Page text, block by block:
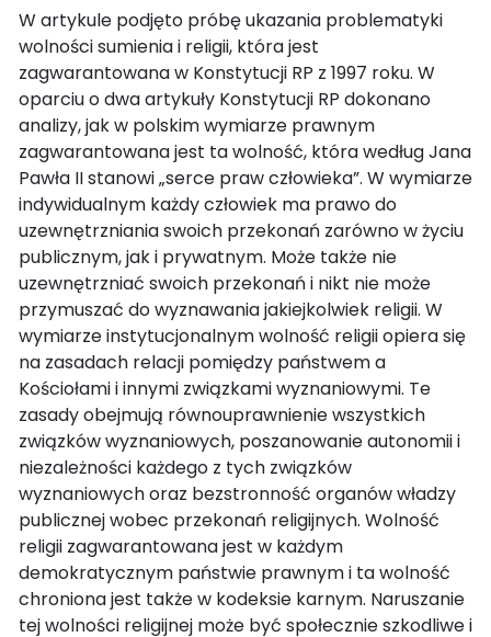
W artykule podjęto próbę ukazania problematyki
wolności sumienia i religii, która jest
zagwarantowana w Konstytucji RP z 1997 roku. W
oparciu o dwa artykuły Konstytucji RP dokonano
analizy, jak w polskim wymiarze prawnym
zagwarantowana jest ta wolność, która według Jana
Pawła II stanowi „serce praw człowieka”. W wymiarze
indywidualnym każdy człowiek ma prawo do
uzewnętrzniania swoich przekonań zarówno w życiu
publicznym, jak i prywatnym. Może także nie
uzewnętrzniać swoich przekonań i nikt nie może
przymuszać do wyznawania jakiejkolwiek religii. W
wymiarze instytucjonalnym wolność religii opiera się
na zasadach relacji pomiędzy państwem a
Kościołami i innymi związkami wyznaniowymi. Te
zasady obejmują równouprawnienie wszystkich
związków wyznaniowych, poszanowanie autonomii i
niezależności każdego z tych związków
wyznaniowych oraz bezstronność organów władzy
publicznej wobec przekonań religijnych. Wolność
religii zagwarantowana jest w każdym
demokratycznym państwie prawnym i ta wolność
chroniona jest także w kodeksie karnym. Naruszanie
tej wolności religijnej może być społecznie szkodliwe i